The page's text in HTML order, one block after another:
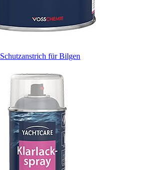
Schutzanstrich für Bilgen